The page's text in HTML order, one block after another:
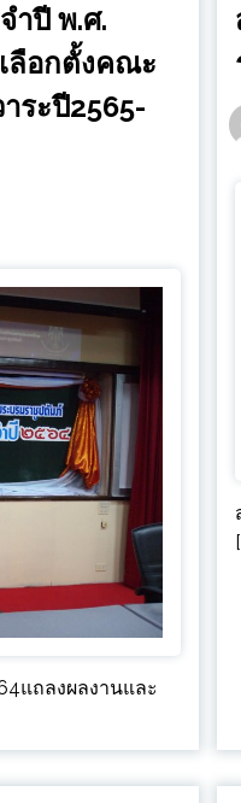
ำปี พ.ศ.
ลือกตั้งคณะ
ระปี2565-
แถลงผลงานและ